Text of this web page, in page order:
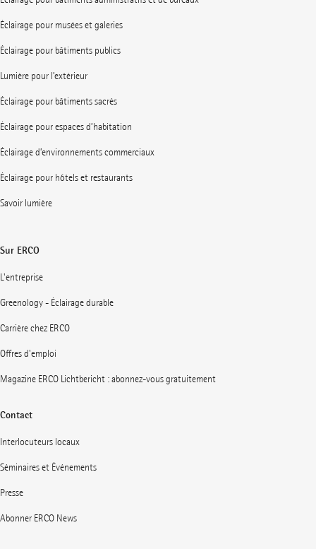
Éclairage pour musées et galeries
Éclairage pour bâtiments publics
Lumière pour l’extérieur
Éclairage pour bâtiments sacrés
Éclairage pour espaces d’habitation
Éclairage d’environnements commerciaux
Éclairage pour hôtels et restaurants
Savoir lumière
Sur ERCO
L'entreprise
Greenology - Éclairage durable
Carrière chez ERCO
Offres d'emploi
Magazine ERCO Lichtbericht : abonnez-vous gratuitement
Contact
Interlocuteurs locaux
Séminaires et Événements
Presse
Abonner ERCO News